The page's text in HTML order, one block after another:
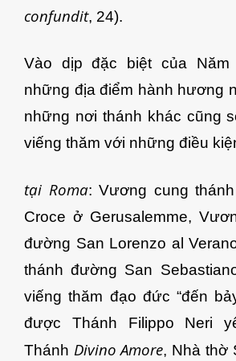
confundit, 24).
Vào dịp đặc biệt của Năm
những địa điểm hành hương
những nơi thánh khác cũng
viếng thăm với những điều
tại Roma: Vương cung
Croce ở Gerusalemme,
đường San Lorenzo al
thánh đường San
viếng thăm đạo đức “đến
được Thánh Filippo Neri
Thánh Divino Amore, Nhà thờ